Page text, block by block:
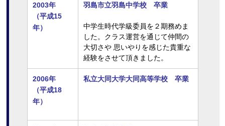
2003年
（平成15
年）
羽島市立羽島中学校 卒業
中学生時代学級委員を２期務めま
した。クラス運営を通じて仲間の
大切さや 思いやりを感じた貴重な
経験をさせて頂きました。
2006年
（平成18
年）
私立大同大学大同高等学校 卒業